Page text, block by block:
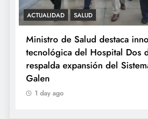
ACTUALIDAD SALUD
Ministro de Salud destaca
tecnológica del Hospital Dos
respalda expansión del
Galen
1 day ago